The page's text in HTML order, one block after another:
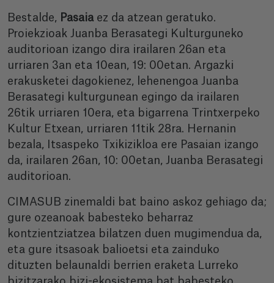
Bestalde, Pasaia ez da atzean geratuko.
Proiekzioak Juanba Berasategi Kulturguneko
auditorioan izango dira irailaren 26an eta
urriaren 3an eta 10ean, 19: 00etan. Argazki
erakusketei dagokienez, lehenengoa Juanba
Berasategi kulturgunean egingo da irailaren
26tik urriaren 10era, eta bigarrena Trintxerpeko
Kultur Etxean, urriaren 11tik 28ra. Hernanin
bezala, Itsaspeko Txikizikloa ere Pasaian izango
da, irailaren 26an, 10: 00etan, Juanba Berasategi
auditorioan.
CIMASUB zinemaldi bat baino askoz gehiago da;
gure ozeanoak babesteko beharraz
kontzientziatzea bilatzen duen mugimendua da,
eta gure itsasoak balioetsi eta zainduko
dituzten belaunaldi berrien eraketa Lurreko